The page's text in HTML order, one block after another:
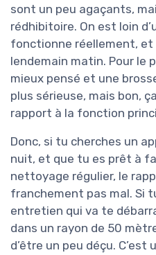
sont un peu agaçants,
rédhibitoire. On est loin
fonctionne réellement, et
lendemain matin. Pour le
mieux pensé et une
plus sérieuse, mais bon,
rapport à la fonction
Donc, si tu cherches un
nuit, et que tu es prêt à
nettoyage régulier, le
franchement pas mal. Si
entretien qui va te
dans un rayon de 50
d’être un peu déçu.